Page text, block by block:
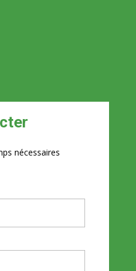
nécessaires